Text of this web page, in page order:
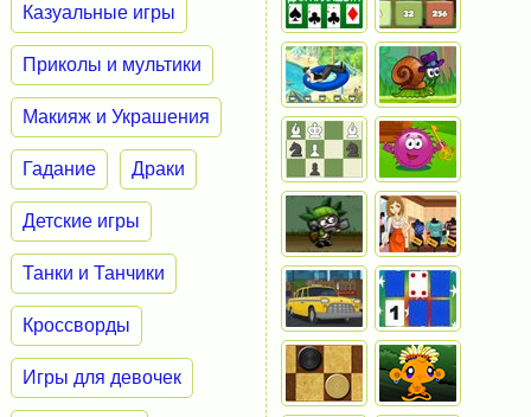
Казуальные игры
Приколы и мультики
Макияж и Украшения
Гадание Драки
Детские игры
Танки и Танчики
Кроссворды
Игры для девочек